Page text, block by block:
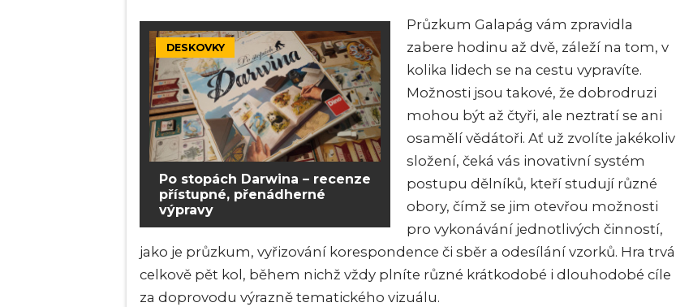
DESKOVKY
Po stopách Darwina – recenze
přístupné, přenádherné
výpravy
Průzkum Galapág vám zpravidla
zabere hodinu až dvě, záleží na tom, v
kolika lidech se na cestu vypravíte.
Možnosti jsou takové, že dobrodruzi
mohou být až čtyři, ale neztratí se ani
osamělí vědátoři. Ať už zvolíte jakékoliv
složení, čeká vás inovativní systém
postupu dělníků, kteří studují různé
obory, čímž se jim otevřou možnosti
pro vykonávání jednotlivých činností,
jako je průzkum, vyřizování korespondence či sběr a odesílání vzorků. Hra trvá
celkově pět kol, během nichž vždy plníte různé krátkodobé i dlouhodobé cíle
za doprovodu výrazně tematického vizuálu.